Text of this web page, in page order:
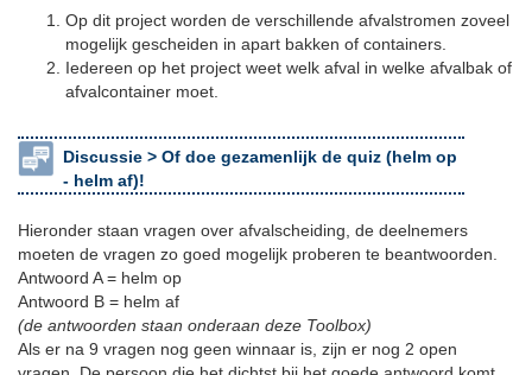
Op dit project worden de verschillende afvalstromen zoveel
mogelijk gescheiden in apart bakken of containers.
Iedereen op het project weet welk afval in welke afvalbak of
afvalcontainer moet.
Discussie > Of doe gezamenlijk de quiz (helm op
- helm af)!
Hieronder staan vragen over afvalscheiding, de deelnemers
moeten de vragen zo goed mogelijk proberen te beantwoorden.
Antwoord A = helm op
Antwoord B = helm af
(de antwoorden staan onderaan deze Toolbox)
Als er na 9 vragen nog geen winnaar is, zijn er nog 2 open